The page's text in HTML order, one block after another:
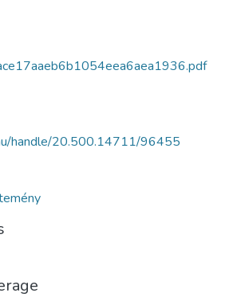
handle/20.500.14711/96455